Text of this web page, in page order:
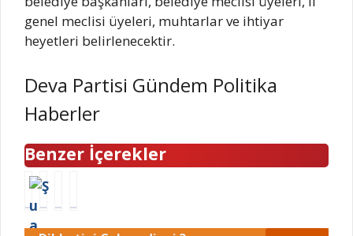
genel meclisi üyeleri, muhtarlar ve ihtiyar
heyetleri belirlenecektir.
Deva Partisi Gündem Politika
Haberler
Benzer İçerekler
Ş
u
a
D
o
A
u